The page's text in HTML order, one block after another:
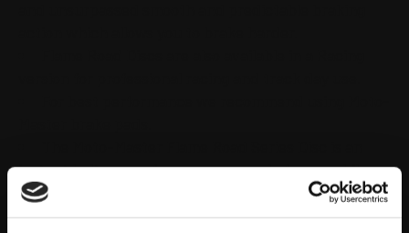
instant bolt-on performance upgrade for your bike.